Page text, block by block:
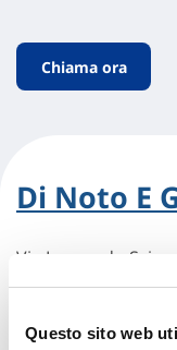
Questo sito web
Chiama ora
Di Noto E
Via Leonardo
97013 Comiso (RG)
Indicazioni